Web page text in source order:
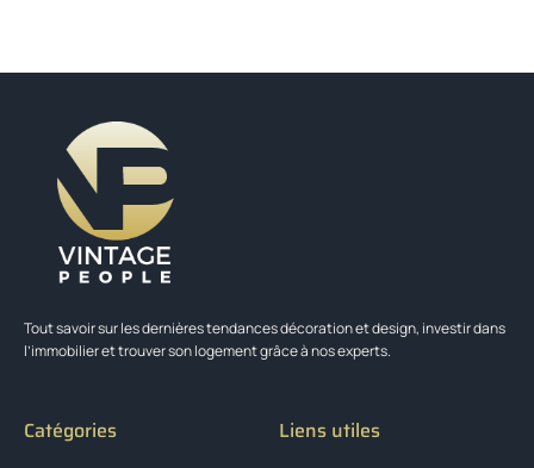
Tout savoir sur les dernières tendances décoration et design, investir dans
l’immobilier et trouver son logement grâce à nos experts.
Catégories Liens utiles